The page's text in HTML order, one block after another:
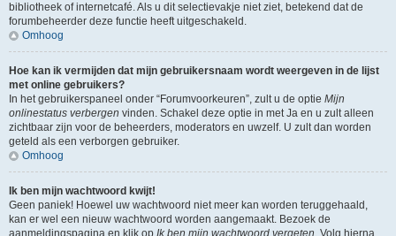
bibliotheek of internetcafé. Als u dit selectievakje niet ziet, betekend dat de
forumbeheerder deze functie heeft uitgeschakeld.
Omhoog
Hoe kan ik vermijden dat mijn gebruikersnaam wordt weergeven in de lijst
met online gebruikers?
In het gebruikerspaneel onder “Forumvoorkeuren”, zult u de optie Mijn
onlinestatus verbergen vinden. Schakel deze optie in metJa en u zult alleen
zichtbaar zijn voor de beheerders, moderators en uwzelf. U zult dan worden
geteld als een verborgen gebruiker.
Omhoog
Ik ben mijn wachtwoord kwijt!
Geen paniek! Hoewel uw wachtwoord niet meer kan worden teruggehaald,
kan er wel een nieuw wachtwoord worden aangemaakt. Bezoek de
aanmeldingspagina en klik op Ik ben mijn wachtwoord vergeten. Volg hierna